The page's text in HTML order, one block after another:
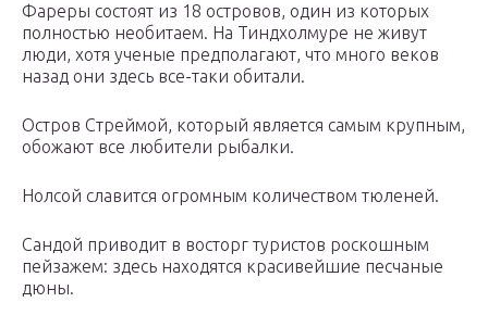
Фареры состоят из 18 островов, один из которых
полностью необитаем. На Тиндхолмуре не живут
люди, хотя ученые предполагают, что много веков
назад они здесь все-таки обитали.
Остров Стреймой, который является самым крупным,
обожают все любители рыбалки.
Нолсой славится огромным количеством тюленей.
Сандой приводит в восторг туристов роскошным
пейзажем: здесь находятся красивейшие песчаные
дюны.